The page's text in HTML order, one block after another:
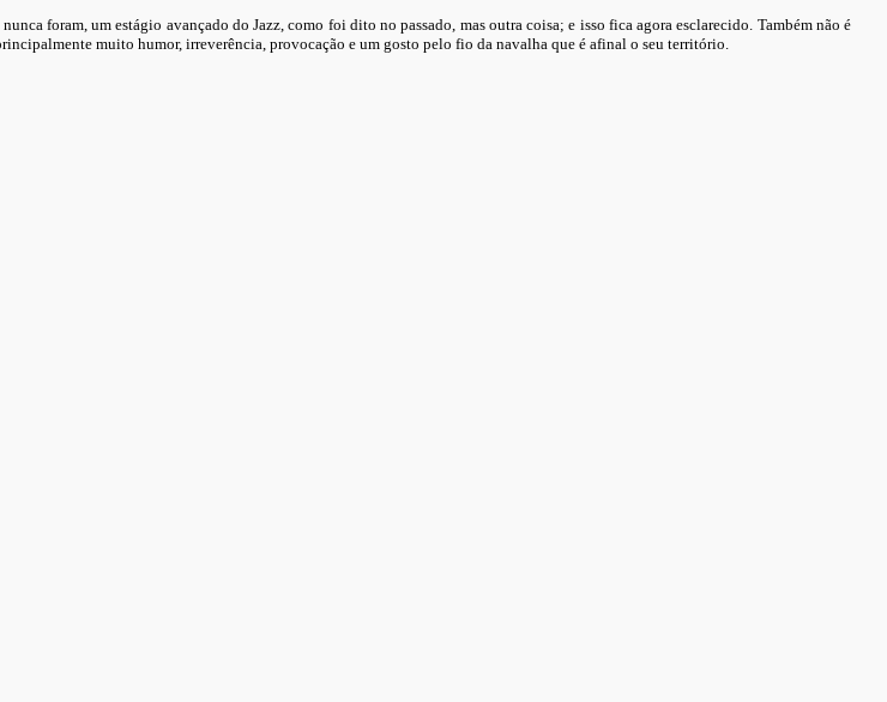
foram, um estágio avançado do Jazz, como foi dito no passado, mas outra coisa; e isso fica agora esclarecido. Também não é
muito humor, irreverência, provocação e um gosto pelo fio da navalha que é afinal o seu território.